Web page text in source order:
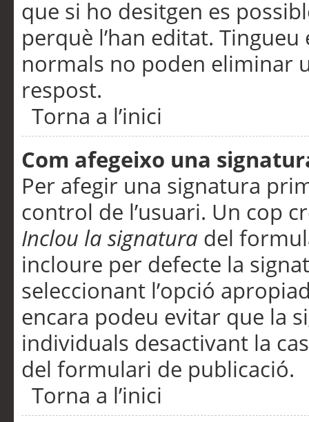
que si ho desitgen es
perquè l’han editat.
normals no poden eliminar
respost.
Torna a l’inici
Com afegeixo una
Per afegir una signatura
control de l’usuari. Un cop
Inclou la signatura del
incloure per defecte la
seleccionant l’opció
encara podeu evitar que la
individuals desactivant la
del formulari de publicació.
Torna a l’inici